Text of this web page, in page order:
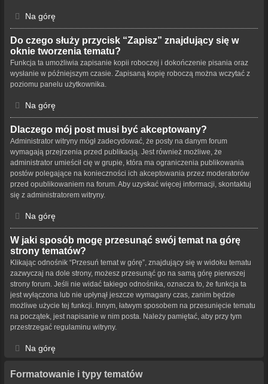
Na górę
Do czego służy przycisk “Zapisz” znajdujący się w
oknie tworzenia tematu?
Funkcja ta umożliwia zapisanie kopii roboczej i dokończenie pisania oraz
wysłanie w późniejszym czasie. Zapisaną kopię roboczą można wczytać z
poziomu panelu użytkownika.
Na górę
Dlaczego mój post musi być akceptowany?
Administrator witryny mógł zadecydować, że posty na danym forum
wymagają przejrzenia przed publikacją. Jest również możliwe, że
administrator umieścił cię w grupie, która ma ograniczenia publikowania
postów polegające na konieczności ich akceptowania przez moderatorów
przed opublikowaniem na forum. Aby uzyskać więcej informacji, skontaktuj
się z administratorem witryny.
Na górę
W jaki sposób mogę przesunąć swój temat na górę
strony tematów?
Klikając odnośnik “Przesuń temat w górę”, znajdujący się w widoku tematu
zazwyczaj na dole strony, możesz przesunąć go na samą górę pierwszej
strony forum. Jeśli nie widać takiego odnośnika, oznacza to, że funkcja ta
jest wyłączona lub nie upłynął jeszcze wymagany czas, zanim będzie
możliwe użycie tej funkcji. Innym, łatwym sposobem na przesunięcie tematu
na początek, jest napisanie w nim posta. Należy pamiętać, aby przy tym
przestrzegać regulaminu witryny.
Na górę
Formatowanie i typy tematów